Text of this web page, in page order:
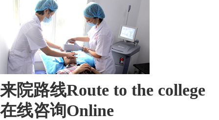
来院路线Route to the college
在线咨询Online